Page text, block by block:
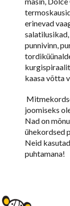
erinevad
punnivinn,
kaasa võtta
joomiseks
Nad on
ühekordsed
Neid
puhtamana!